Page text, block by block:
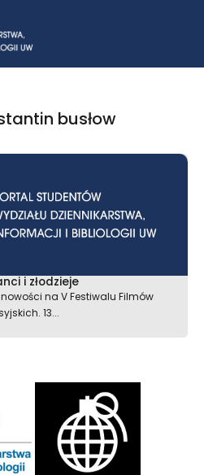
busłow
i złodzieje
na V Festiwalu Filmów
13...